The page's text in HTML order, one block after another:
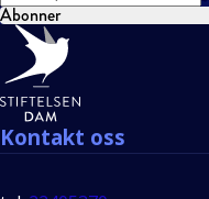
Abonner
Bunntekst
Kontakt oss